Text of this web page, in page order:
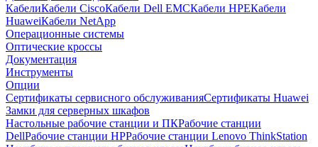
КабелиКабели CiscoКабели Dell EMCКабели HPEКабели
HuaweiКабели NetApp
Операционные системы
Оптические кроссы
Документация
Инструменты
Опции
Сертификаты сервисного обслуживанияСертификаты Huawei
Замки для серверных шкафов
Настольные рабочие станции и ПКРабочие станции
DellРабочие станции HPРабочие станции Lenovo ThinkStation